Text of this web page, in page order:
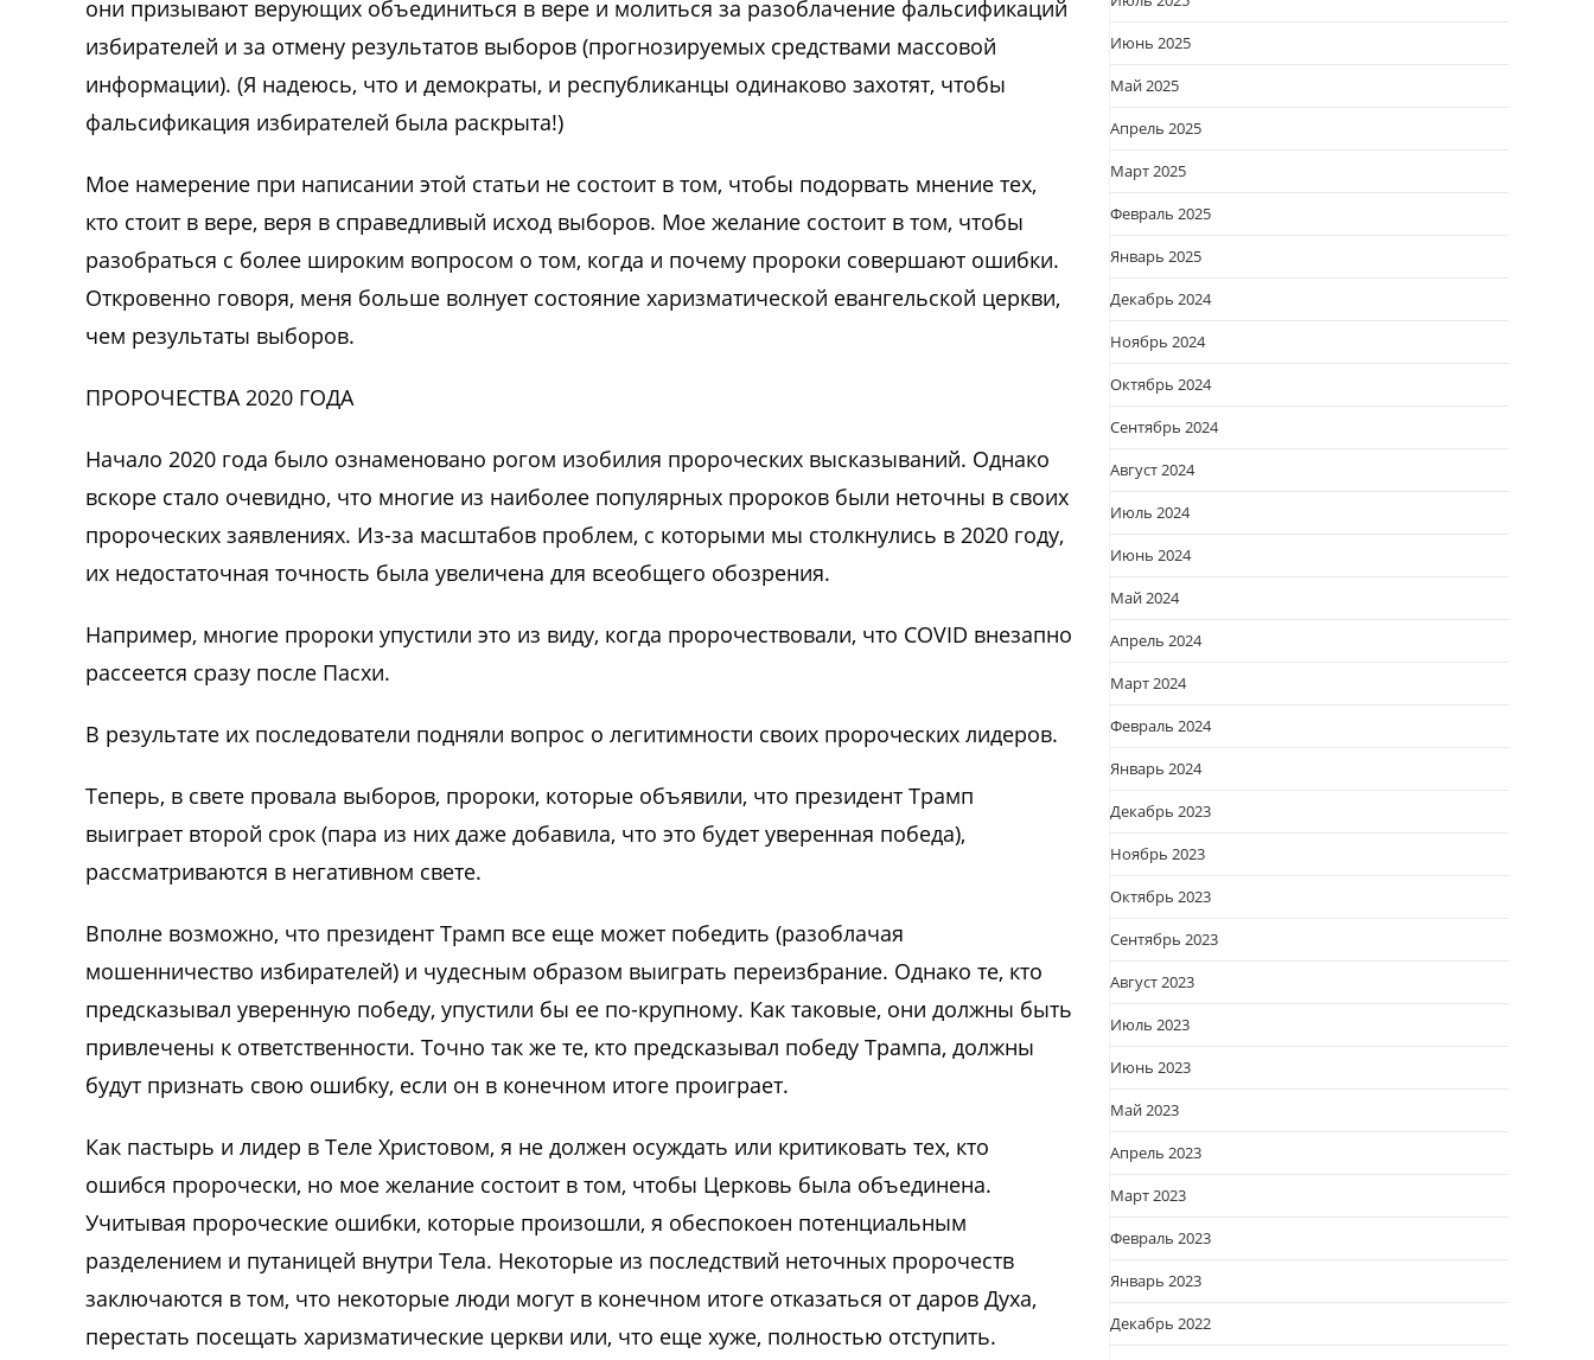
они призывают верующих объединиться в вере и молиться за разоблачение фальсификаций
избирателей и за отмену результатов выборов (прогнозируемых средствами массовой
информации). (Я надеюсь, что и демократы, и республиканцы одинаково захотят, чтобы
фальсификация избирателей была раскрыта!)
Мое намерение при написании этой статьи не состоит в том, чтобы подорвать мнение тех,
кто стоит в вере, веря в справедливый исход выборов. Мое желание состоит в том, чтобы
разобраться с более широким вопросом о том, когда и почему пророки совершают ошибки.
Откровенно говоря, меня больше волнует состояние харизматической евангельской церкви,
чем результаты выборов.
ПРОРОЧЕСТВА 2020 ГОДА
Начало 2020 года было ознаменовано рогом изобилия пророческих высказываний. Однако
вскоре стало очевидно, что многие из наиболее популярных пророков были неточны в своих
пророческих заявлениях. Из-за масштабов проблем, с которыми мы столкнулись в 2020 году,
их недостаточная точность была увеличена для всеобщего обозрения.
Например, многие пророки упустили это из виду, когда пророчествовали, что COVID внезапно
рассеется сразу после Пасхи.
В результате их последователи подняли вопрос о легитимности своих пророческих лидеров.
Теперь, в свете провала выборов, пророки, которые объявили, что президент Трамп
выиграет второй срок (пара из них даже добавила, что это будет уверенная победа),
рассматриваются в негативном свете.
Вполне возможно, что президент Трамп все еще может победить (разоблачая
мошенничество избирателей) и чудесным образом выиграть переизбрание. Однако те, кто
предсказывал уверенную победу, упустили бы ее по-крупному. Как таковые, они должны быть
привлечены к ответственности. Точно так же те, кто предсказывал победу Трампа, должны
будут признать свою ошибку, если он в конечном итоге проиграет.
Как пастырь и лидер в Теле Христовом, я не должен осуждать или критиковать тех, кто
ошибся пророчески, но мое желание состоит в том, чтобы Церковь была объединена.
Учитывая пророческие ошибки, которые произошли, я обеспокоен потенциальным
разделением и путаницей внутри Тела. Некоторые из последствий неточных пророчеств
заключаются в том, что некоторые люди могут в конечном итоге отказаться от даров Духа,
перестать посещать харизматические церкви или, что еще хуже, полностью отступить.
Июнь 2025
Май 2025
Апрель 2025
Март 2025
Февраль 2025
Январь 2025
Декабрь 2024
Ноябрь 2024
Октябрь 2024
Сентябрь 2024
Август 2024
Июль 2024
Июнь 2024
Май 2024
Апрель 2024
Март 2024
Февраль 2024
Январь 2024
Декабрь 2023
Ноябрь 2023
Октябрь 2023
Сентябрь 2023
Август 2023
Июль 2023
Июнь 2023
Май 2023
Апрель 2023
Март 2023
Февраль 2023
Январь 2023
Декабрь 2022